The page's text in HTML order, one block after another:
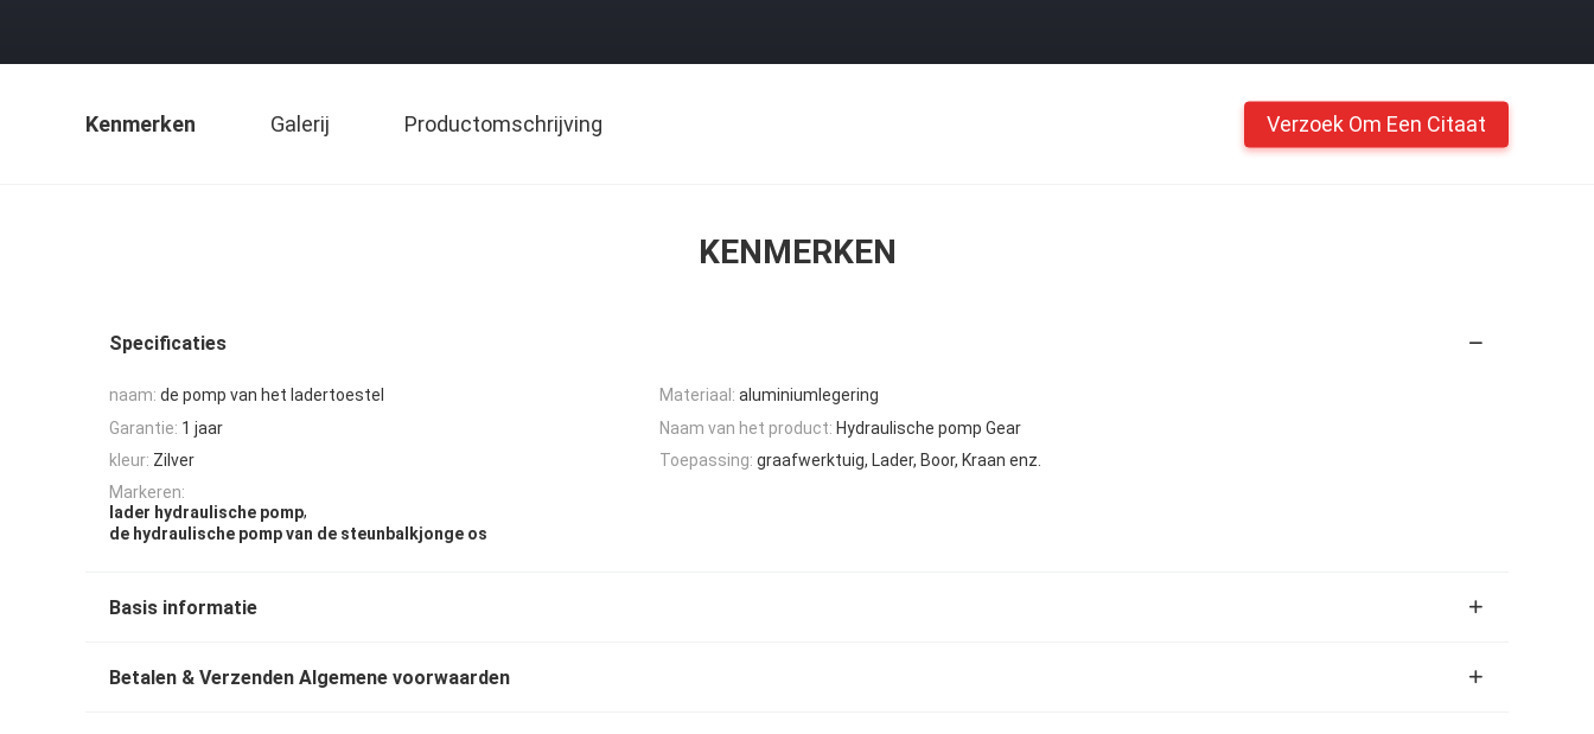
Kenmerken Galerij Productomschrijving Verzoek Om Een Citaat
KENMERKEN
Specificaties
naam: de pomp van het ladertoestel Materiaal: aluminiumlegering
Garantie: 1 jaar Naam van het product: Hydraulische pomp Gear
kleur: Zilver Toepassing: graafwerktuig, Lader, Boor, Kraan enz.
Markeren:
lader hydraulische pomp,
de hydraulische pomp van de steunbalkjonge os
Basis informatie
Betalen & Verzenden Algemene voorwaarden